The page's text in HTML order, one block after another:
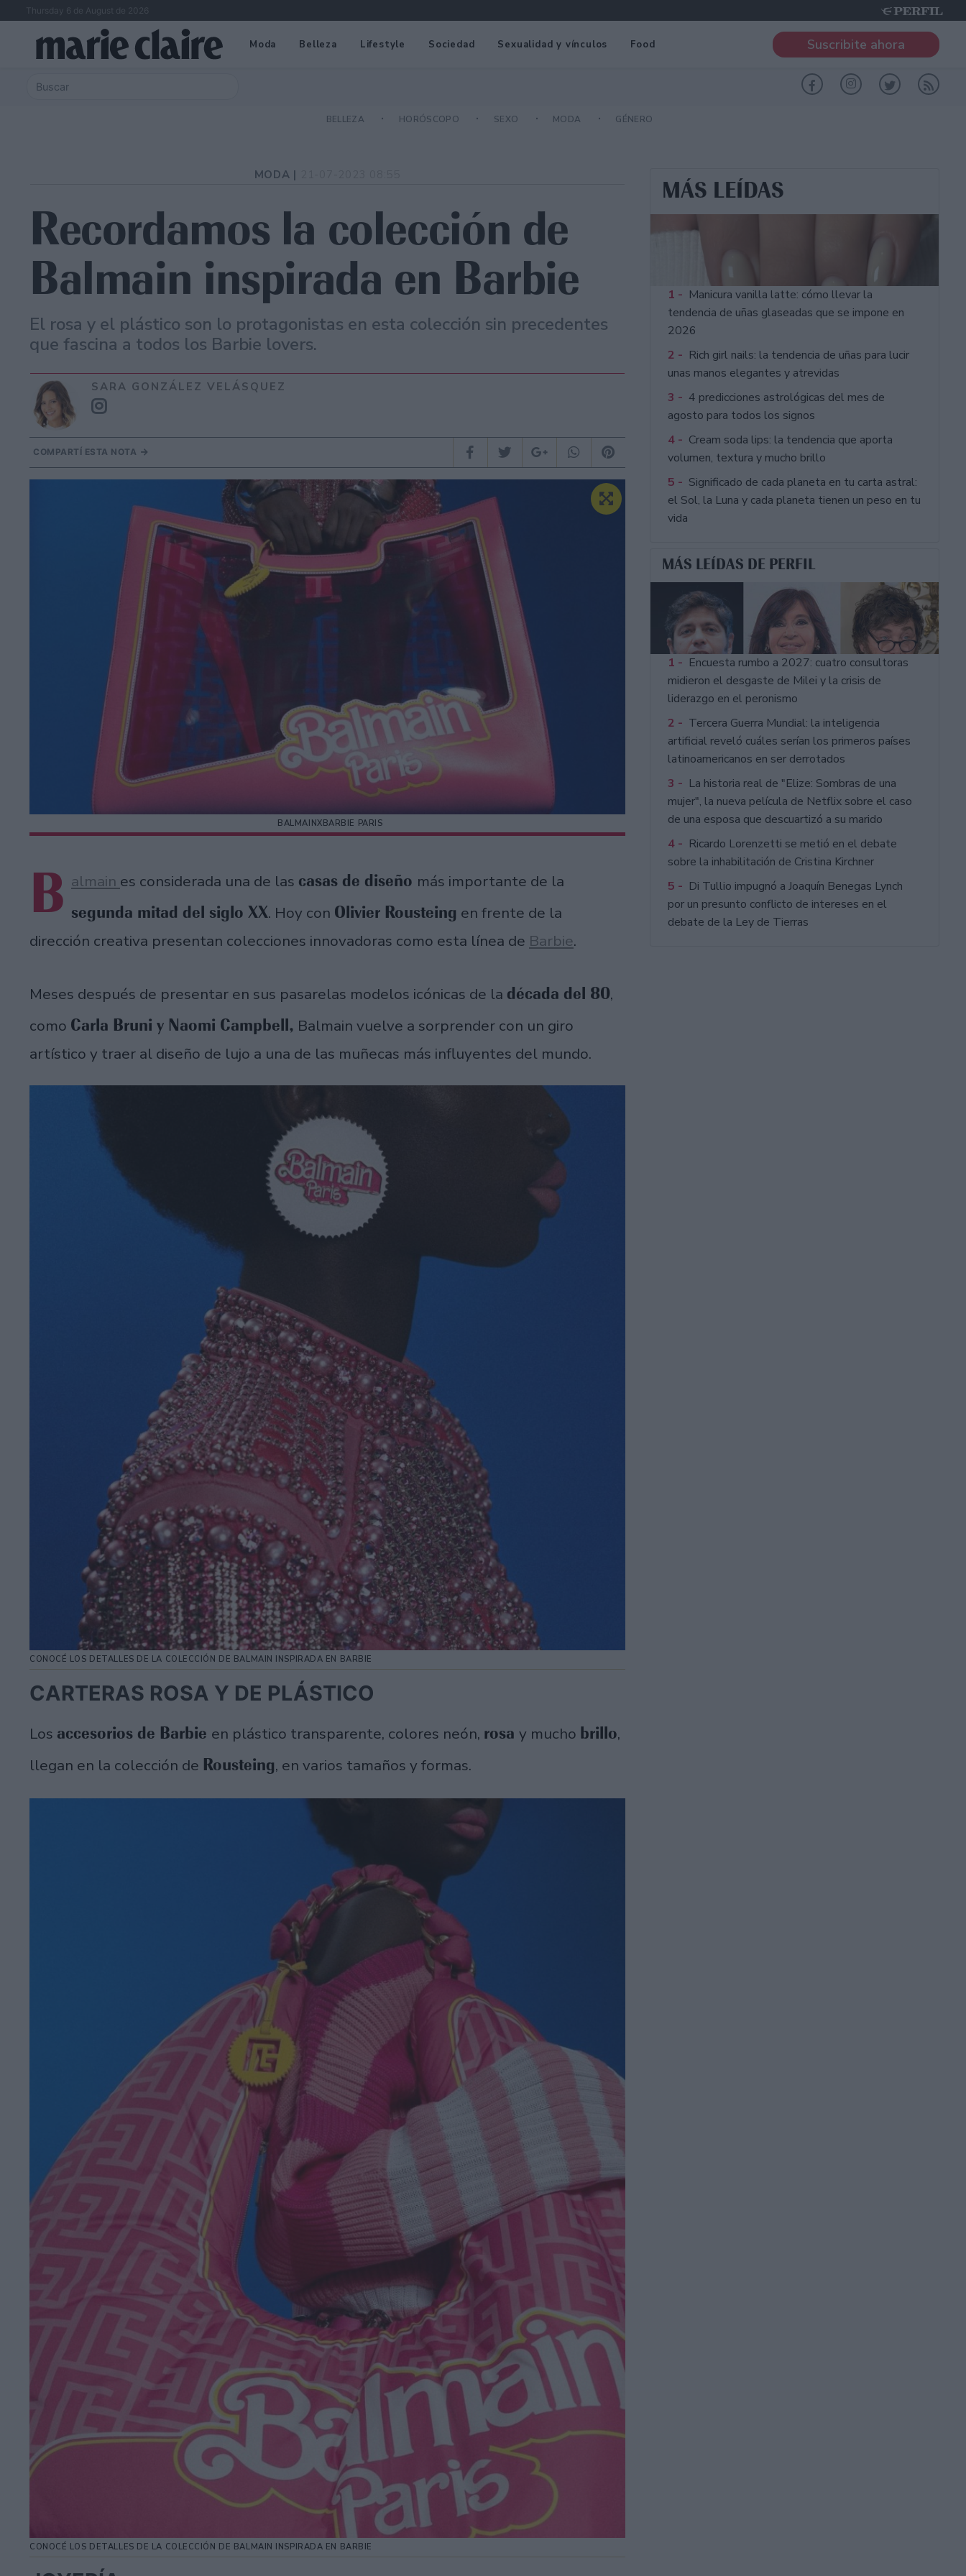
Thursday 6 de August de 2026
Moda Belleza Lifestyle Sociedad Sexualidad y vínculos Food Suscribite ahora
BELLEZA HORÓSCOPO SEXO MODA GÉNERO
MODA |
Recordamos la colección de
Balmain inspirada en Barbie
El rosa y el plástico son lo protagonistas en esta colección sin precedentes
que fascina a todos los Barbie lovers.
SARA GONZÁLEZ VELÁSQUEZ
COMPARTÍ ESTA NOTA
BALMAINXBARBIE PARIS
B almain es considerada una de las casas de diseño más importante de la
segunda mitad del siglo XX. Hoy con Olivier Rousteing en frente de la
dirección creativa presentan colecciones innovadoras como esta línea de Barbie.
Meses después de presentar en sus pasarelas modelos icónicas de la década del 80,
como Carla Bruni y Naomi Campbell, Balmain vuelve a sorprender con un giro
artístico y traer al diseño de lujo a una de las muñecas más influyentes del mundo.
CONOCÉ LOS DETALLES DE LA COLECCIÓN DE BALMAIN INSPIRADA EN BARBIE
CARTERAS ROSA Y DE PLÁSTICO
Los accesorios de Barbie en plástico transparente, colores neón, rosa y mucho brillo,
llegan en la colección de Rousteing, en varios tamaños y formas.
CONOCÉ LOS DETALLES DE LA COLECCIÓN DE BALMAIN INSPIRADA EN BARBIE
MÁS LEÍDAS
1 - Manicura vanilla latte: cómo llevar la
tendencia de uñas glaseadas que se impone en
2026
2 - Rich girl nails: la tendencia de uñas para lucir
unas manos elegantes y atrevidas
3 - 4 predicciones astrológicas del mes de
agosto para todos los signos
4 - Cream soda lips: la tendencia que aporta
volumen, textura y mucho brillo
5 - Significado de cada planeta en tu carta astral:
el Sol, la Luna y cada planeta tienen un peso en tu
vida
MÁS LEÍDAS DE PERFIL
1 - Encuesta rumbo a 2027: cuatro consultoras
midieron el desgaste de Milei y la crisis de
liderazgo en el peronismo
2 - Tercera Guerra Mundial: la inteligencia
artificial reveló cuáles serían los primeros países
latinoamericanos en ser derrotados
3 - La historia real de "Elize: Sombras de una
mujer", la nueva película de Netflix sobre el caso
de una esposa que descuartizó a su marido
4 - Ricardo Lorenzetti se metió en el debate
sobre la inhabilitación de Cristina Kirchner
5 - Di Tullio impugnó a Joaquín Benegas Lynch
por un presunto conflicto de intereses en el
debate de la Ley de Tierras